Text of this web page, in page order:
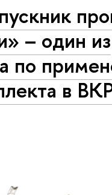
– один из
по
в